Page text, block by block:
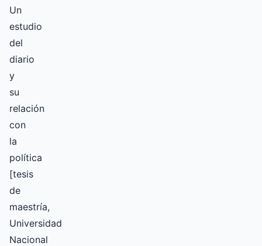
Un
estudio
del
diario
y
su
relación
con
la
política
[tesis
de
maestría,
Universidad
Nacional